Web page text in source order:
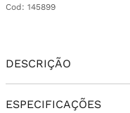
Cod : 145899
DESCRIÇÃO
ESPECIFICAÇÕES